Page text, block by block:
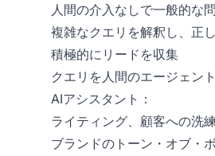
人間の介入なしで一般的な
複雑なクエリを解釈し、正
積極的にリードを収集
クエリを人間のエージェン
AIアシスタント：
ライティング、顧客への洗
ブランドのトーン・オブ・